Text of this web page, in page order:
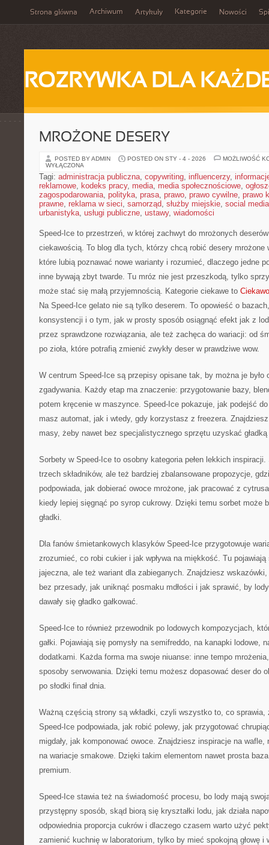
Strona główna Archiwum Artykuły Kategorie Nowości
ROZRYWKA DLA
MROŻONE DESERY
POSTED BY ADMIN POSTED ON STY - 4 - 2026
MOŻLIWOŚĆ
WYŁĄCZONA
Tagi: administracja publiczna, copywriting, influencerzy,
reklamowe, kodeks pracy, media, media społecznościowe,
zagospodarowania, polityka, prasa, prawo, prawo cywilne, prawo
prawne, reklama w sieci, samorząd, służby miejskie, social media
urbanistyka, usługi publiczne, ustawy, wiadomości
Speed-Ice to przestrzeń, w której zachwyt do mrożonych
ciekawością. To blog dla tych, którzy chcą robić desery mrożone
które lubią poznawać nowe warianty i rozumieć, dlaczego jedne
inne bywają zbyt twarde. Tu mróz nie jest przeszkodą, tylko
może stać się małą przyjemnością. Kategorie ciekawe to
Na Speed-Ice gelato nie są tylko deserem. To opowieść o
konsystencji i o tym, jak w prosty sposób osiągnąć efekt jak z
przez sprawdzone rozwiązania, ale też zachęca do wariacji: od
po zioła, które potrafią zmienić zwykły deser w prawdziwe wow.
W centrum Speed-Ice są przepisy opisane tak, by można je
zgadywania. Każdy etap ma znaczenie: przygotowanie bazy,
potem kręcenie w maszynce. Speed-Ice pokazuje, jak podejść
masz automat, jak i wtedy, gdy korzystasz z freezera.
masy, żeby nawet bez specjalistycznego sprzętu uzyskać
Sorbety w Speed-Ice to osobny kategoria pełen lekkich
trzech składników, ale też bardziej zbalansowane propozycje,
podpowiada, jak dobierać owoce mrożone, jak pracować z
kiedy lepiej sięgnąć po syrop cukrowy. Dzięki temu sorbet może
gładki.
Dla fanów śmietankowych klasyków Speed-Ice przygotowuje
zrozumieć, co robi cukier i jak wpływa na miękkość. Tu
jajeczna, ale też wariant dla zabieganych. Znajdziesz
bez przesady, jak uniknąć posmaku mdłości i jak sprawić, by
dawały się gładko gałkować.
Speed-Ice to również przewodnik po lodowych kompozycjach,
gałki. Pojawiają się pomysły na semifreddo, na kanapki lodowe,
dodatkami. Każda forma ma swoje niuanse: inne tempo
sposoby serwowania. Dzięki temu możesz dopasować deser do
po słodki finał dnia.
Ważną częścią strony są wkładki, czyli wszystko to, co
Speed-Ice podpowiada, jak robić polewy, jak przygotować
migdały, jak komponować owoce. Znajdziesz inspiracje na wafle,
na wariacje smakowe. Dzięki takim elementom nawet prosta
premium.
Speed-Ice stawia też na świadomość procesu, bo lody mają
przystępny sposób, skąd biorą się kryształki lodu, jak działa
odpowiednia proporcja cukrów i dlaczego czasem warto użyć
zamienić kuchnię w laboratorium, tylko by mieć spokojną głowę i